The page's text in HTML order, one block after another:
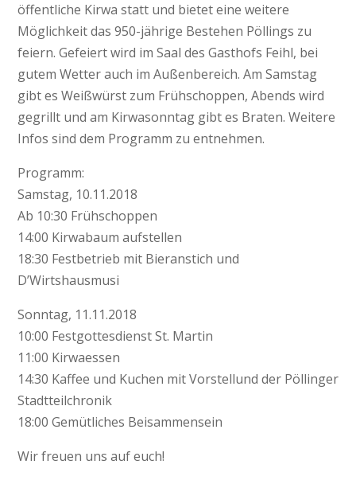
öffentliche Kirwa statt und bietet eine weitere
Möglichkeit das 950-jährige Bestehen Pöllings zu
feiern. Gefeiert wird im Saal des Gasthofs Feihl, bei
gutem Wetter auch im Außenbereich. Am Samstag
gibt es Weißwürst zum Frühschoppen, Abends wird
gegrillt und am Kirwasonntag gibt es Braten. Weitere
Infos sind dem Programm zu entnehmen.
Programm:
Samstag, 10.11.2018
Ab 10:30 Frühschoppen
14:00 Kirwabaum aufstellen
18:30 Festbetrieb mit Bieranstich und
D’Wirtshausmusi
Sonntag, 11.11.2018
10:00 Festgottesdienst St. Martin
11:00 Kirwaessen
14:30 Kaffee und Kuchen mit Vorstellund der Pöllinger
Stadtteilchronik
18:00 Gemütliches Beisammensein
Wir freuen uns auf euch!